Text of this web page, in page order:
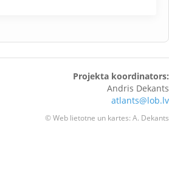
Projekta koordinators:
Andris Dekants
atlants@lob.lv
© Web lietotne un kartes: A. Dekants